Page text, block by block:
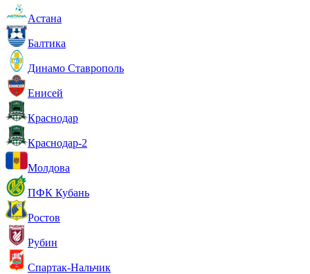
Астана
Балтика
Динамо Ставрополь
Енисей
Краснодар
Краснодар-2
Молдова
ПФК Кубань
Ростов
Рубин
Спартак-Нальчик